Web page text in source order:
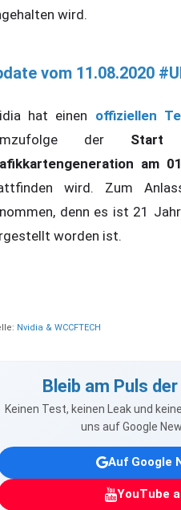
wird.
vom 11.08.2020
hat einen offiziellen
der Start
am
wird. Zum
denn es ist 21
worden ist.
Nvidia & WCCFTECH
Bleib am Puls
Keinen Test, keinen Leak und
uns auf Google
Auf Google
YouTube